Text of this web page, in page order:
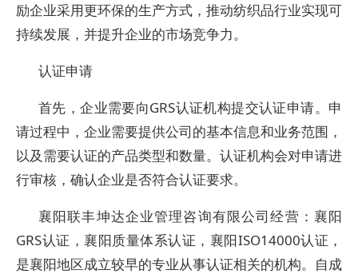
励企业采用更环保的生产方式，推动纺织品行业实现可
持续发展，并提升企业的市场竞争力。
认证申请
首先，企业需要向GRS认证机构提交认证申请。申
请过程中，企业需要提供公司的基本信息和业务范围，
以及需要认证的产品类型和数量。认证机构会对申请进
行审核，确认企业是否符合认证要求。
襄阳联丰坤达企业管理咨询有限公司经营：襄阳
GRS认证，襄阳质量体系认证，襄阳ISO14000认证，
是襄阳地区成立较早的专业从事认证相关的机构。自成